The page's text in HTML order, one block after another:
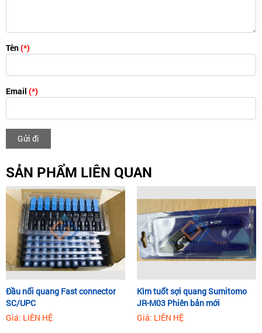
Tên(*)
Email (*)
Gửi đi
SẢN PHẨM LIÊN QUAN
Đầu nối quang Fast connector
SC/UPC
Giá: LIÊN HỆ
Kìm tuốt sợi quang Sumitomo
JR-M03 Phiên bản mới
Giá: LIÊN HỆ